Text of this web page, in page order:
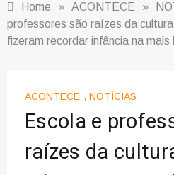
Home » ACONTECE »
professores são raízes da
fizeram recordar infância na
ACONTECE , NOTÍCIAS
Escola e
raízes da